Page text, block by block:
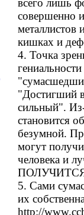
совершенно
кишках и
4. Точка
"Достигший
сильный".
становится
безумной.
могут
человека и
5. Сами
их
http://